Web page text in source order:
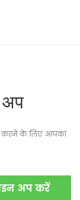
करने के लिए आपका